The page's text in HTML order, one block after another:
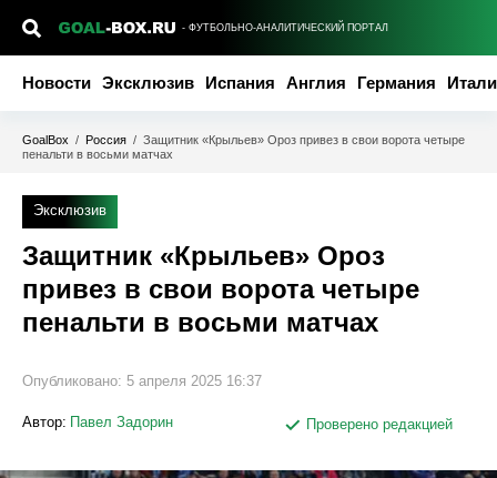
- ФУТБОЛЬНО-АНАЛИТИЧЕСКИЙ ПОРТАЛ
Новости Эксклюзив Испания Англия Германия
GoalBox / Россия / Защитник «Крыльев» Ороз привез в свои ворота четыре
пенальти в восьми матчах
Эксклюзив
Защитник «Крыльев» Ороз
привез в свои ворота четыре
пенальти в восьми матчах
Опубликовано: 5 апреля 2025 16:37
Автор: Павел Задорин Проверено редакцией